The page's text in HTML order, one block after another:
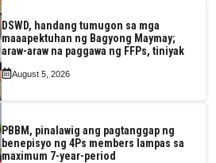
DSWD, handang tumugon sa mga
maaapektuhan ng Bagyong Maymay;
araw-araw na paggawa ng FFPs, tiniyak
August 5, 2026
PBBM, pinalawig ang pagtanggap ng
benepisyo ng 4Ps members lampas sa
maximum 7-year-period